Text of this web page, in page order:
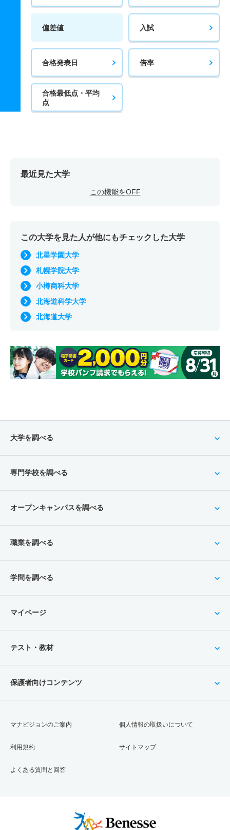
偏差値 入試
合格発表日 倍率
合格最低点・平均
点
最近見た大学
この機能をOFF
この大学を見た人が他にもチェックした大学
北星学園大学
札幌学院大学
小樽商科大学
北海道科学大学
北海道大学
大学を調べる
専門学校を調べる
オープンキャンパスを調べる
職業を調べる
学問を調べる
マイページ
テスト・教材
保護者向けコンテンツ
マナビジョンのご案内
利用規約
よくある質問と回答
個人情報の取扱いについて
サイトマップ